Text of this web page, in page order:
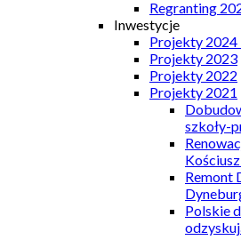
Regranting
Inwestycje
Projekty 2024
Projekty 2023
Projekty 2022
Projekty 2021
szkoły-
Remont
Polskie